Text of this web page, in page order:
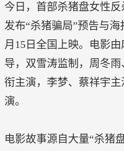
今日，首部杀猪盘女性反
发布“杀猪骗局”预告与
月15日全国上映。电影
导，双雪涛监制，周冬
衔主演，李梦、蔡祥宇
演。
电影故事源自大量“杀猪